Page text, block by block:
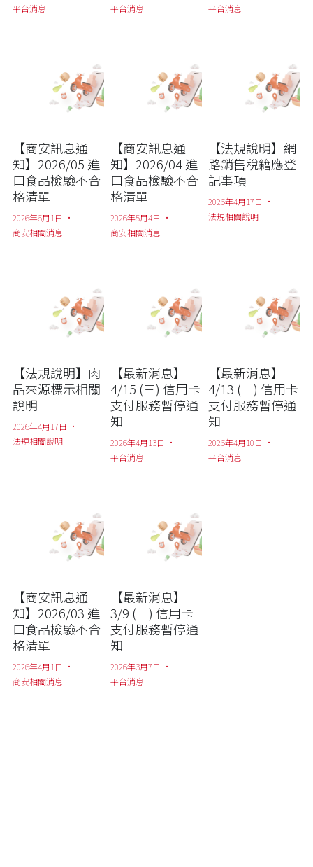
平台消息
平台消息
平台消息
【商安訊息通
知】2026/05 進
口食品檢驗不合
格清單
2026年6月1日 ·
商安相關消息
【商安訊息通
知】2026/04 進
口食品檢驗不合
格清單
2026年5月4日 ·
商安相關消息
【法規說明】網
路銷售稅籍應登
記事項
2026年4月17日 ·
法規相關說明
【法規說明】肉
品來源標示相關
說明
2026年4月17日 ·
法規相關說明
【最新消息】
4/15 (三) 信用卡
支付服務暫停通
知
2026年4月13日 ·
平台消息
【最新消息】
4/13 (一) 信用卡
支付服務暫停通
知
2026年4月10日 ·
平台消息
【商安訊息通
知】2026/03 進
口食品檢驗不合
格清單
2026年4月1日 ·
商安相關消息
【最新消息】
3/9 (一) 信用卡
支付服務暫停通
知
2026年3月7日 ·
平台消息